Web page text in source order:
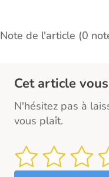
Note de l'article (0
Cet article
N'hésitez pas à
vous plaît.